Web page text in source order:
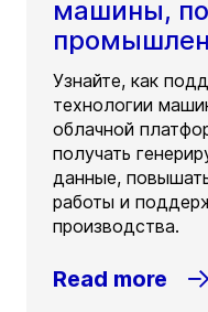
машины,
Узнайте, как
технологии
облачной
получать
данные,
работы и
производства.
Read more